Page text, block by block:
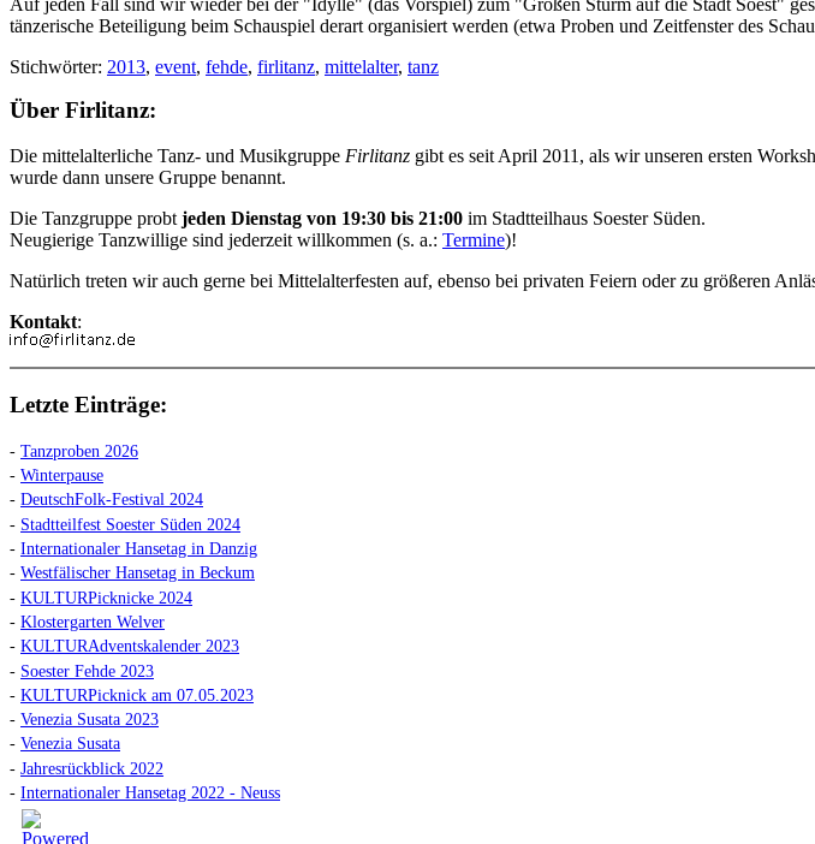
tänzerische Beteiligung beim Schauspiel derart organisiert werden (etwa Proben und Zeitfenster des
Stichwörter: 2013, event, fehde, firlitanz, mittelalter, tanz
Über Firlitanz:
Die mittelalterliche Tanz- und Musikgruppe Firlitanz gibt es seit April 2011, als wir unseren ersten
wurde dann unsere Gruppe benannt.
Die Tanzgruppe probtjeden Dienstag von 19:30 bis 21:00 im Stadtteilhaus Soester Süden.
Neugierige Tanzwillige sind jederzeit willkommen (s. a.: Termine)!
Natürlich treten wir auch gerne bei Mittelalterfesten auf, ebenso bei privaten Feiern oder zu größeren
Kontakt:
Letzte Einträge:
- Tanzproben 2026
- Winterpause
- DeutschFolk-Festival 2024
- Stadtteilfest Soester Süden 2024
- Internationaler Hansetag in Danzig
- Westfälischer Hansetag in Beckum
- KULTURPicknicke 2024
- Klostergarten Welver
- KULTURAdventskalender 2023
- Soester Fehde 2023
- KULTURPicknick am 07.05.2023
- Venezia Susata 2023
- Venezia Susata
- Jahresrückblick 2022
- Internationaler Hansetag 2022 - Neuss